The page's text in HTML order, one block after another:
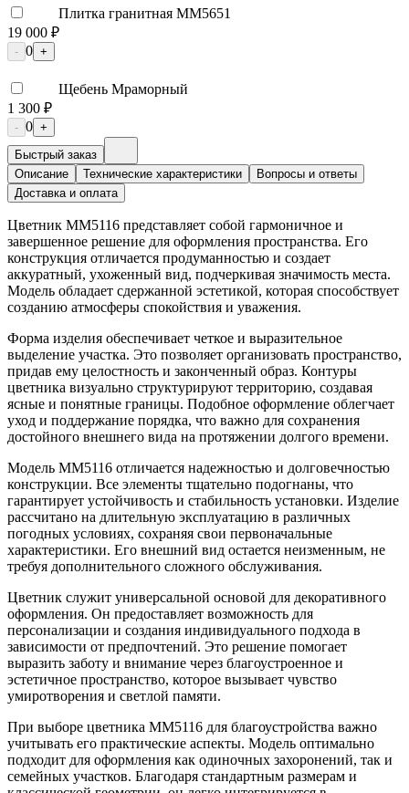
Плитка гранитная ММ5651
19 000 ₽
- 0 +
Щебень Мраморный
1 300 ₽
- 0 +
Быстрый заказ
Описание
Технические характеристики
Вопросы и ответы
Доставка и оплата
Цветник ММ5116 представляет собой гармоничное и
завершенное решение для оформления пространства. Его
конструкция отличается продуманностью и создает
аккуратный, ухоженный вид, подчеркивая значимость места.
Модель обладает сдержанной эстетикой, которая способствует
созданию атмосферы спокойствия и уважения.
Форма изделия обеспечивает четкое и выразительное
выделение участка. Это позволяет организовать пространство,
придав ему целостность и законченный образ. Контуры
цветника визуально структурируют территорию, создавая
ясные и понятные границы. Подобное оформление облегчает
уход и поддержание порядка, что важно для сохранения
достойного внешнего вида на протяжении долгого времени.
Модель ММ5116 отличается надежностью и долговечностью
конструкции. Все элементы тщательно подогнаны, что
гарантирует устойчивость и стабильность установки. Изделие
рассчитано на длительную эксплуатацию в различных
погодных условиях, сохраняя свои первоначальные
характеристики. Его внешний вид остается неизменным, не
требуя дополнительного сложного обслуживания.
Цветник служит универсальной основой для декоративного
оформления. Он предоставляет возможность для
персонализации и создания индивидуального подхода в
зависимости от предпочтений. Это решение помогает
выразить заботу и внимание через благоустроенное и
эстетичное пространство, которое вызывает чувство
умиротворения и светлой памяти.
При выборе цветника ММ5116 для благоустройства важно
учитывать его практические аспекты. Модель оптимально
подходит для оформления как одиночных захоронений, так и
семейных участков. Благодаря стандартным размерам и